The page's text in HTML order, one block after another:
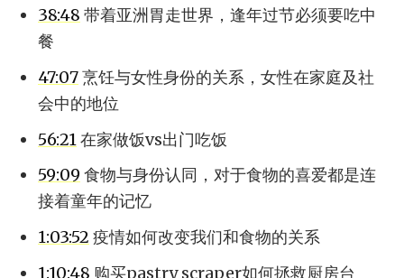
38:48 带着亚洲胃走世界，逢年过节必须要吃中
餐
47:07烹饪与女性身份的关系，女性在家庭及社
会中的地位
56:21在家做饭vs出门吃饭
59:09 食物与身份认同，对于食物的喜爱都是连
接着童年的记忆
1:03:52 疫情如何改变我们和食物的关系
1:10:48 购买pastry scraper如何拯救厨房台